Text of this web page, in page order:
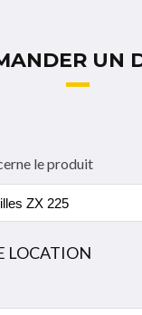
UN
le produit
LOCATION